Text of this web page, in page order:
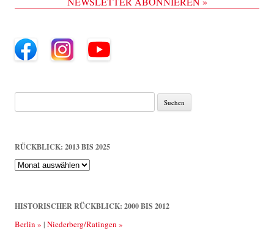
Suche
nach:
RÜCKBLICK: 2013 BIS 2025
Rückblick:
2013
HISTORISCHER RÜCKBLICK: 2000 BIS 2012
Berlin » | Niederberg/Ratingen »